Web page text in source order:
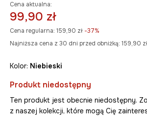
Cena aktualna:
99,90 zł
Cena regularna: 159,90 zł -37%
Najniższa cena z 30 dni przed obniżką: 159,90
Kolor: niebieski
Produkt niedostępny
Ten produkt jest obecnie niedostępny.
z naszej kolekcji, które mogą Cię